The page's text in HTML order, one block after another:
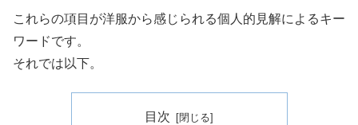
これらの項目が洋服から感じられる個人的見解によるキー
ワードです。
それでは以下。
目次